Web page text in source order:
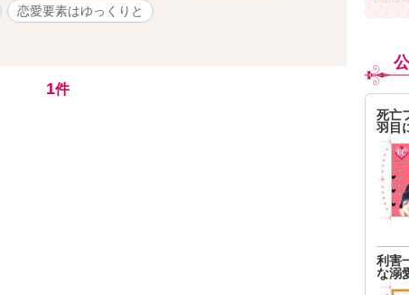
恋愛要素はゆっくりと
1件
死亡
羽目
利害
な溺